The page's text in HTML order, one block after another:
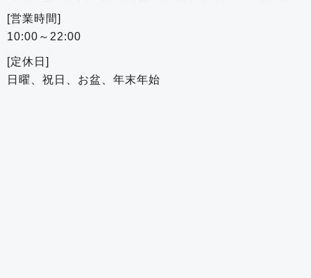
[営業時間]
10:00～22:00
[定休日]
日曜、祝日、お盆、年末年始